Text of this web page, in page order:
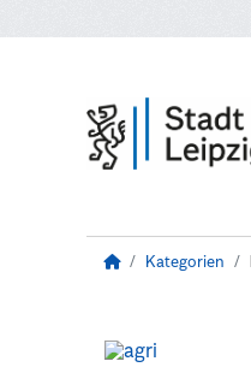
Kategorien